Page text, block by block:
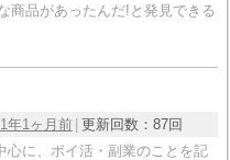
商品があったんだ!と発見できる
1年1ヶ月前 更新回数： 87回
心に、ポイ活・副業のことを記